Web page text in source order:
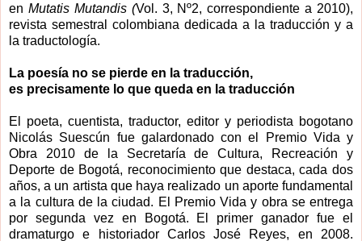
en Mutatis Mutandis (Vol. 3, Nº2, correspondiente a 2010),
revista semestral colombiana dedicada a la traducción y a
la traductología.
La poesía no se pierde en la traducción,
es precisamente lo que queda en la traducción
El poeta, cuentista, traductor, editor y periodista bogotano
Nicolás Suescún fue galardonado con el Premio Vida y
Obra 2010 de la Secretaría de Cultura, Recreación y
Deporte de Bogotá, reconocimiento que destaca, cada dos
años, a un artista que haya realizado un aporte fundamental
a la cultura de la ciudad. El Premio Vida y obra se entrega
por segunda vez en Bogotá. El primer ganador fue el
dramaturgo e historiador Carlos José Reyes, en 2008.